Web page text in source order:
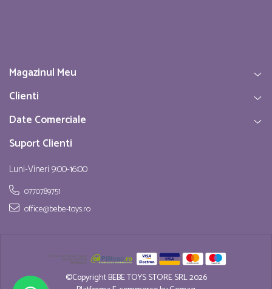
Magazinul Meu
Clienti
Date Comerciale
Suport Clienti
Luni-Vineri 9:00-16:00
0770789751
office@bebe-toys.ro
©Copyright BEBE TOYS STORE SRL 2026